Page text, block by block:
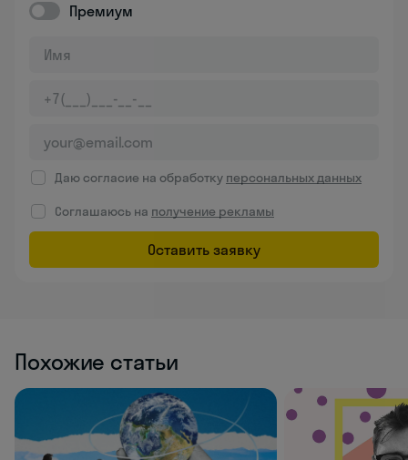
Премиум
Даю согласие на обработку персональных данных
Соглашаюсь на получение рекламы
Оставить заявку
Похожие статьи